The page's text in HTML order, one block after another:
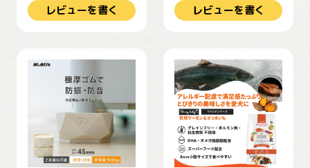
レビューを書く レビューを書く